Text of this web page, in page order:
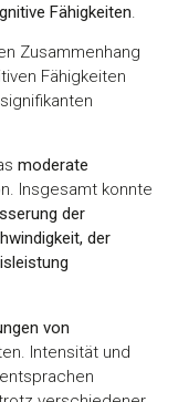
Fähigkeiten.
Zusammenhang
Fähigkeiten
moderate
n. Insgesamt konnte
der
der
von
Intensität und